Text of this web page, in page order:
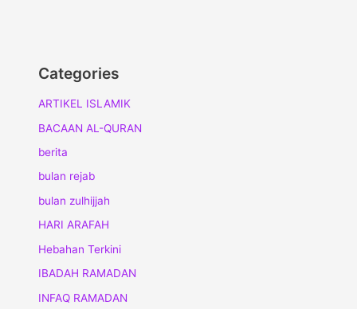
Categories
ARTIKEL ISLAMIK
BACAAN AL-QURAN
berita
bulan rejab
bulan zulhijjah
HARI ARAFAH
Hebahan Terkini
IBADAH RAMADAN
INFAQ RAMADAN